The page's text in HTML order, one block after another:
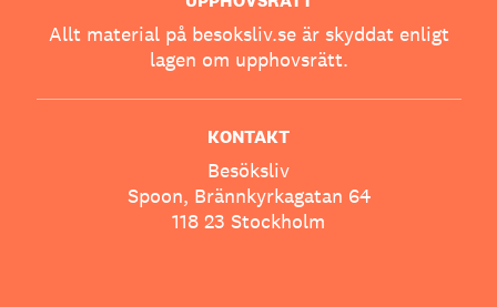
Allt material på besoksliv.se är skyddat enligt
lagen om upphovsrätt.
KONTAKT
Besöksliv
Spoon, Brännkyrkagatan 64
118 23 Stockholm